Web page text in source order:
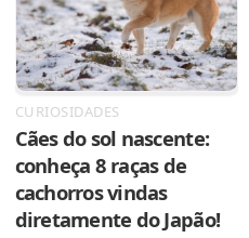
CURIOSIDADES
Cães do sol nascente:
conheça 8 raças de
cachorros vindas
diretamente do Japão!